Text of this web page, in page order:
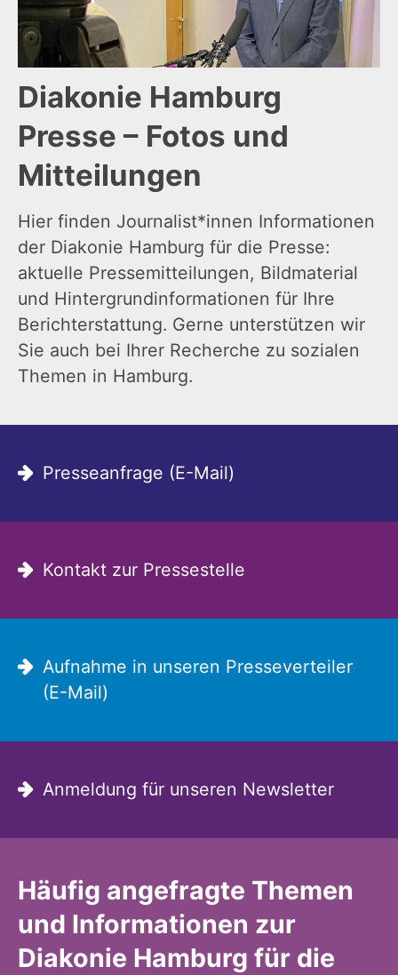
Diakonie Hamburg
Presse – Fotos und
Mitteilungen
Hier finden Journalist*innen Informationen
der Diakonie Hamburg für die Presse:
aktuelle Pressemitteilungen, Bildmaterial
und Hintergrundinformationen für Ihre
Berichterstattung. Gerne unterstützen wir
Sie auch bei Ihrer Recherche zu sozialen
Themen in Hamburg.
Häufig angefragte Themen
und Informationen zur
Diakonie Hamburg für die
Presseanfrage (E-Mail)
Kontakt zur Pressestelle
Aufnahme in unseren Presseverteiler
(E-Mail)
Anmeldung für unseren Newsletter